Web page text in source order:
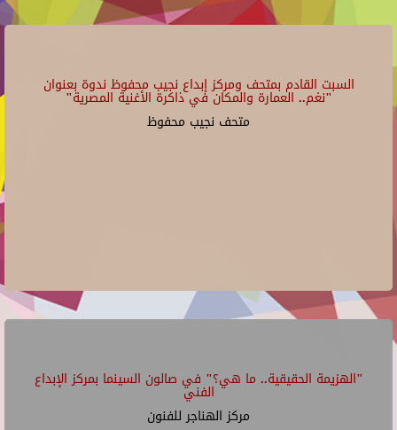
السبت القادم بمتحف ومركز إبداع نجيب محفوظ ندوة بعنوان
"نغم.. العمارة والمكان في ذاكرة الأغنية المصرية"
متحف نجيب محفوظ
"الهزيمة الحقيقية.. ما هي؟" في صالون السينما بمركز الإبداع
الفني
مركز الهناجر للفنون